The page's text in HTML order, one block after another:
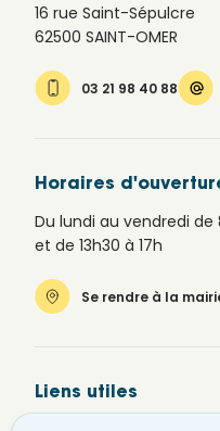
16 rue Saint-Sépulcre
62500 SAINT-OMER
03 21 98 40 88
Horaires
Du lundi au vendredi de
et de 13h30 à 17h
Se rendre à la
Liens utiles